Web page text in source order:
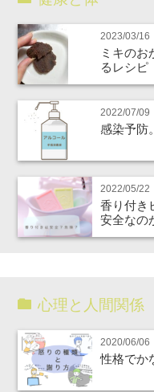
2023/03/16
ミキのお
るレシピ
2022/07/09
感染予防
2022/05/22
香り付き
安全なの
心理と人間関係
2020/06/06
性格でか